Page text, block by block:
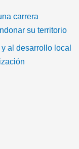
t
a
g
r
a
-
e
m
carrera
su territorio
al desarrollo local